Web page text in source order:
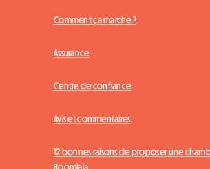
Comment ça marche ?
Assurance
Centre de confiance
Avis et commentaires
12 bonnes raisons de proposer une
Roomlala